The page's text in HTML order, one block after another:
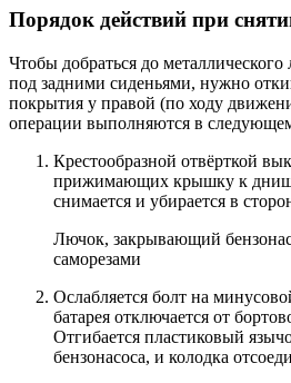
Порядок действий при
Чтобы добраться до
под задними сиденьями, нужно
покрытия у правой (по ходу
операции выполняются в
Крестообразной отвёрткой
прижимающих крышку к
снимается и убирается в
Лючок, закрывающий
саморезами
Ослабляется болт на
батарея отключается от
Отгибается пластиковый
бензонасоса, и колодка